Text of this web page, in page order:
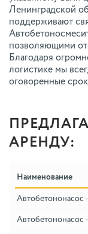
Ленинградской
поддерживают
позволяющими
Благодаря
логистике мы
оговоренные
АРЕНДУ:
Наименование
Автобетононасос -
Автобетононасос